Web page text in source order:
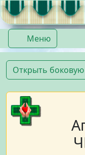
Перейти к
Перейти к футеру
Меню
Открыть